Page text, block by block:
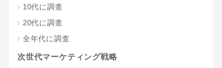
10代に調査
20代に調査
全年代に調査
次世代マーケティング戦略